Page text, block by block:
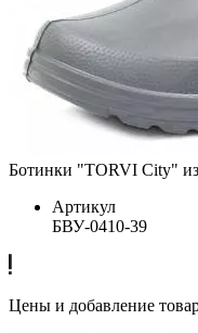
Ботинки "TORVI City"
Артикул
БВУ-0410-39
Цены и добавление